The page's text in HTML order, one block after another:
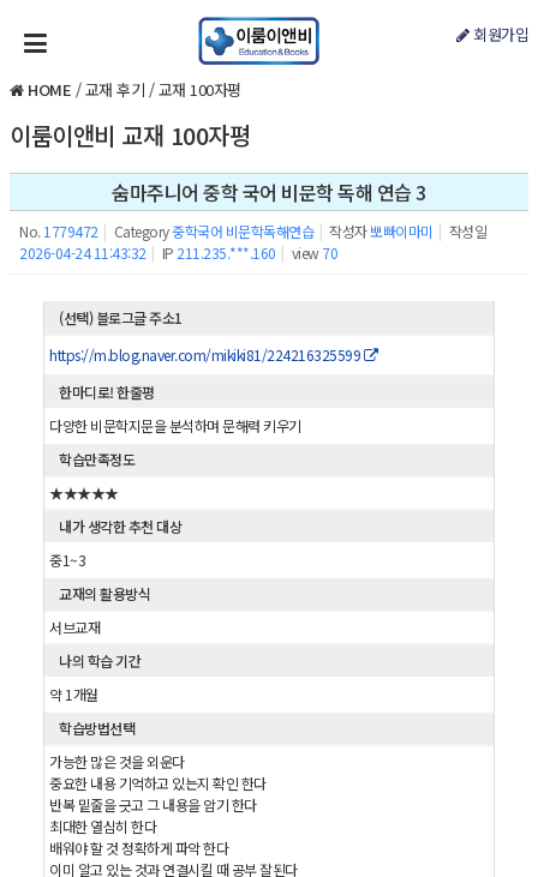
회원가입
HOME /교재 후기 /교재 100자평
이룸이앤비 교재 100자평
숨마주니어 중학 국어 비문학 독해 연습 3
No. 1779472 | Category중학국어 비문학독해연습 | 작성자뽀빠이마미 | 작성일
2026-04-24 11:43:32 | IP 211.235.***.160 | view 70
(선택) 블로그글 주소1
https://m.blog.naver.com/mikiki81/224216325599
한마디로! 한줄평
다양한 비문학지문을 분석하며 문해력 키우기
학습만족정도
★★★★★
내가 생각한 추천 대상
중1~3
교재의 활용방식
서브교재
나의 학습 기간
약 1개월
학습방법선택
가능한 많은 것을 외운다
중요한 내용 기억하고 있는지 확인 한다
반복 밑줄을 긋고 그 내용을 암기 한다
최대한 열심히 한다
배워야 할 것 정확하게 파악 한다
이미 알고 있는 것과 연결시킬 때 공부 잘된다